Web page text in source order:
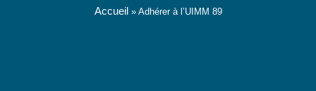
Accueil » Adhérer à l’UIMM 89